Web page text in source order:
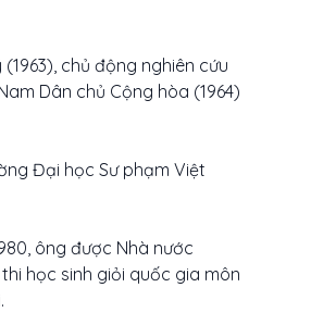
chủ động nghiên cứu
Dân chủ Cộng hòa (1964)
Đại học Sư phạm Việt
ông được Nhà nước
học sinh giỏi quốc gia môn